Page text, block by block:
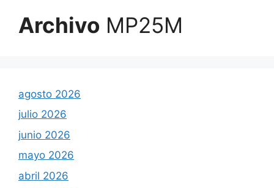
Archivo MP25M
agosto 2026
julio 2026
junio 2026
mayo 2026
abril 2026